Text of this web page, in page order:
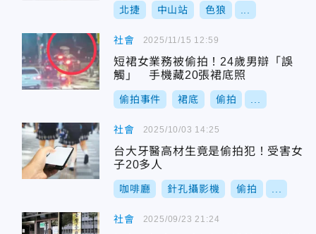
北捷 中山站 色狼
社會
短裙女業務被偷拍！24歲男辯「誤
觸」 手機藏20張裙底照
偷拍事件 裙底 偷拍
2025/11/15 12:59
社會
台大牙醫高材生竟是偷拍犯！受害女
子20多人
咖啡廳 針孔攝影機 偷拍
2025/10/03 14:25
社會 2025/09/23 21:24